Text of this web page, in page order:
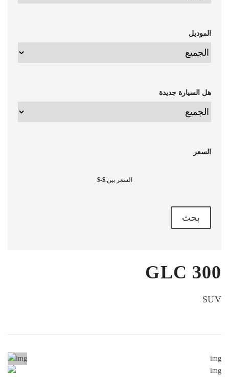
الموديل
هل السيارة جديدة
السعر
السعر بين: -
بحث
GLC 300
SUV